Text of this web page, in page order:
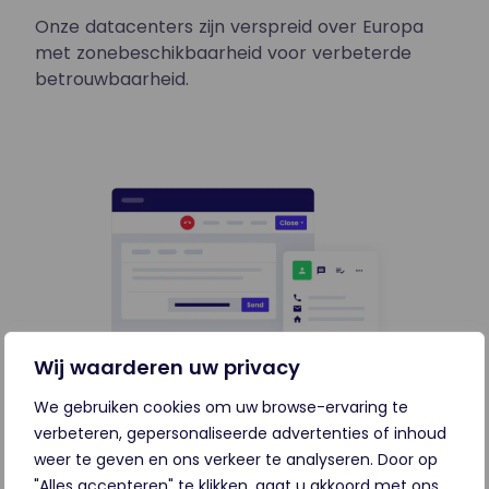
Wij waarderen uw privacy
We gebruiken cookies om uw browse-ervaring te
verbeteren, gepersonaliseerde advertenties of inhoud
weer te geven en ons verkeer te analyseren. Door op
Onze datacenters zijn verspreid over Europa
met zonebeschikbaarheid voor verbeterde
betrouwbaarheid.
Compliant en gemaakt voor